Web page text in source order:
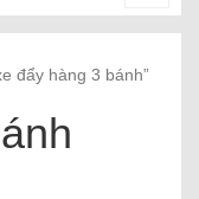
đẩy hàng 3 bánh”